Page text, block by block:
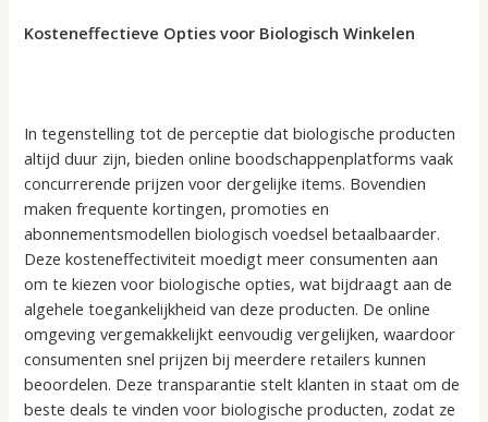
Kosteneffectieve Opties voor Biologisch Winkelen
In tegenstelling tot de perceptie dat biologische producten
altijd duur zijn, bieden online boodschappenplatforms vaak
concurrerende prijzen voor dergelijke items. Bovendien
maken frequente kortingen, promoties en
abonnementsmodellen biologisch voedsel betaalbaarder.
Deze kosteneffectiviteit moedigt meer consumenten aan
om te kiezen voor biologische opties, wat bijdraagt aan de
algehele toegankelijkheid van deze producten. De online
omgeving vergemakkelijkt eenvoudig vergelijken, waardoor
consumenten snel prijzen bij meerdere retailers kunnen
beoordelen. Deze transparantie stelt klanten in staat om de
beste deals te vinden voor biologische producten, zodat ze